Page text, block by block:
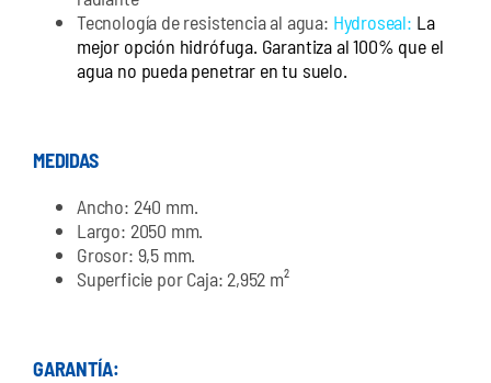
Tecnología de resistencia al agua: Hydroseal: La
mejor opción hidrófuga. Garantiza al 100% que el
agua no pueda penetrar en tu suelo.
MEDIDAS
Ancho: 240 mm.
Largo: 2050 mm.
Grosor: 9,5 mm.
Superficie por Caja: 2,952 m²
GARANTÍA: